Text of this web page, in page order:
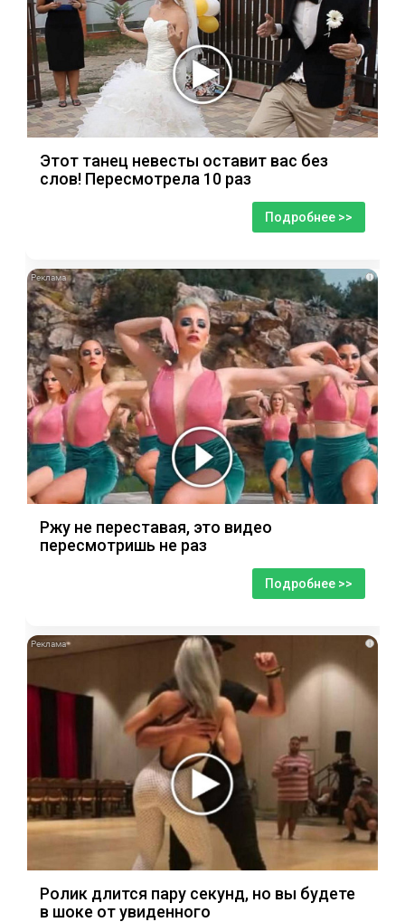
Этот танец невесты оставит вас без
слов! Пересмотрела 10 раз
Подробнее >>
i
Ржу не переставая, это видео
пересмотришь не раз
Подробнее >>
i
Ролик длится пару секунд, но вы будете
в шоке от увиденного